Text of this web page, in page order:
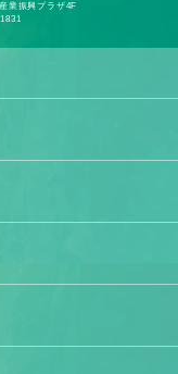
業振興プラザ4F